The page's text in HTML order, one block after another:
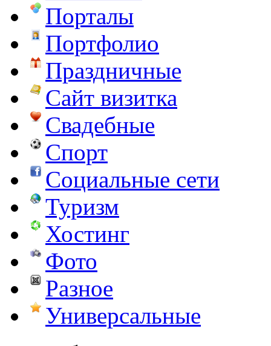
Порталы
Портфолио
Праздничные
Сайт визитка
Свадебные
Спорт
Социальные сети
Туризм
Хостинг
Фото
Разное
Универсальные